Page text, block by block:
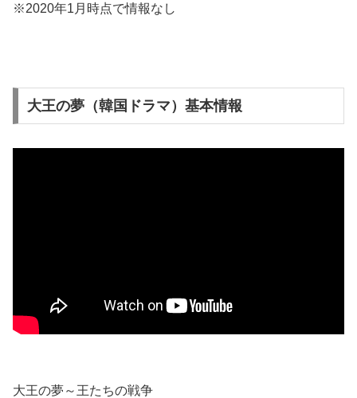
※2020年1月時点で情報なし
大王の夢（韓国ドラマ）基本情報
大王の夢～王たちの戦争